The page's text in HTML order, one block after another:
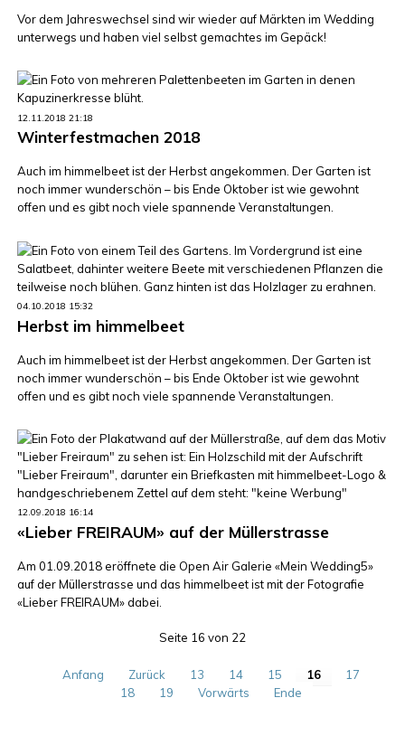
Vor dem Jahreswechsel sind wir wieder auf Märkten im Wedding
unterwegs und haben viel selbst gemachtes im Gepäck!
12.11.2018 21:18
Winterfestmachen 2018
Auch im himmelbeet ist der Herbst angekommen. Der Garten ist
noch immer wunderschön – bis Ende Oktober ist wie gewohnt
offen und es gibt noch viele spannende Veranstaltungen.
04.10.2018 15:32
Herbst im himmelbeet
Auch im himmelbeet ist der Herbst angekommen. Der Garten ist
noch immer wunderschön – bis Ende Oktober ist wie gewohnt
offen und es gibt noch viele spannende Veranstaltungen.
12.09.2018 16:14
«Lieber FREIRAUM» auf der Müllerstrasse
Am 01.09.2018 eröffnete die Open Air Galerie «Mein Wedding5»
auf der Müllerstrasse und das himmelbeet ist mit der Fotografie
«Lieber FREIRAUM» dabei.
Seite 16 von 22
Anfang Zurück 13 14 15 16
17
18
19 Vorwärts Ende